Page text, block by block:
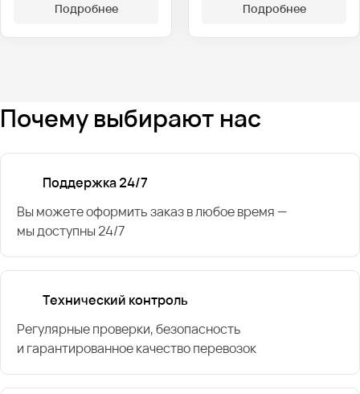
Подробнее
Подробнее
Почему выбирают нас
Поддержка 24/7
Вы можете оформить заказ в любое время —
мы доступны 24/7
Технический контроль
Регулярные проверки, безопасность
и гарантированное качество перевозок